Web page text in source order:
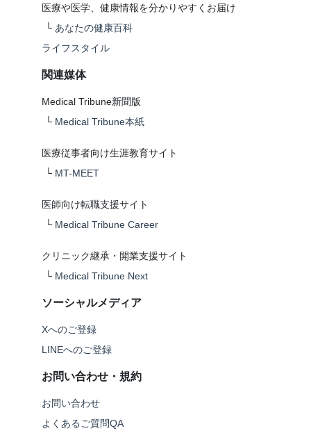
医療や医学、健康情報を分かりやすくお届け
└ あなたの健康百科
ライフスタイル
関連媒体
Medical Tribune新聞版
└ Medical Tribune本紙
医療従事者向け生涯教育サイト
└ MT-MEET
医師向け転職支援サイト
└ Medical Tribune Career
クリニック継承・開業支援サイト
└ Medical Tribune Next
ソーシャルメディア
Xへのご登録
LINEへのご登録
お問い合わせ・規約
お問い合わせ
よくあるご質問QA